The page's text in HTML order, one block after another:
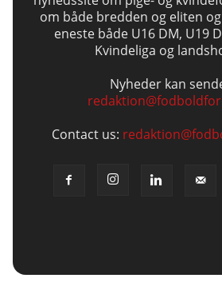
om både bredden og eliten
eneste både U16 DM, U19
Kvindeliga og
Nyheder kan
Contact us: